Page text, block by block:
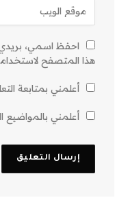
احفظ اسمي، بريدي
هذا المتصفح
أعلمني بمتابعة
أعلمني بالمواضيع